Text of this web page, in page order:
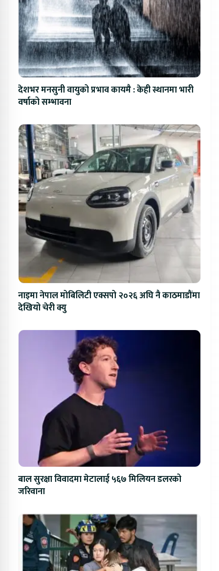
देशभर मनसुनी वायुको प्रभाव कायमै : केही स्थानमा भारी
वर्षाको सम्भावना
नाइमा नेपाल मोबिलिटी एक्सपो २०२६ अघि नै काठमाडौंमा
देखियो चेरी क्यु
बाल सुरक्षा विवादमा मेटालाई ५६७ मिलियन डलरको
जरिवाना